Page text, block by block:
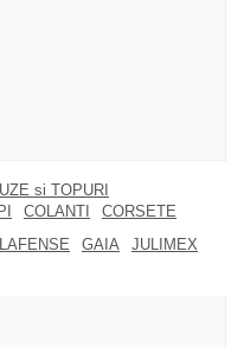
si TOPURI
COLANTI
CORSETE
GAIA
JULIMEX